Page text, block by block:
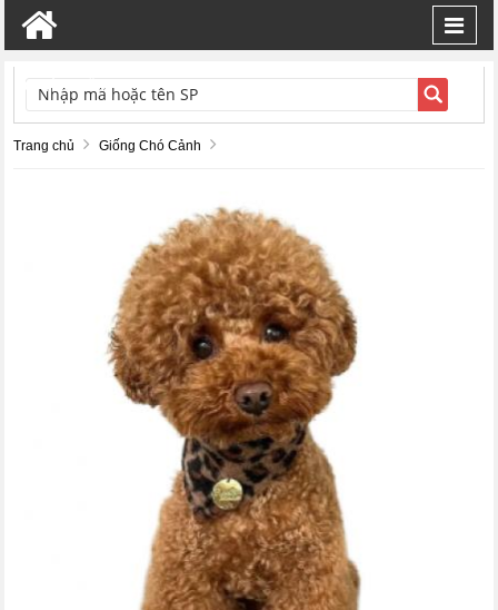
TÌM KIẾM
Trang chủ Giống Chó Cảnh